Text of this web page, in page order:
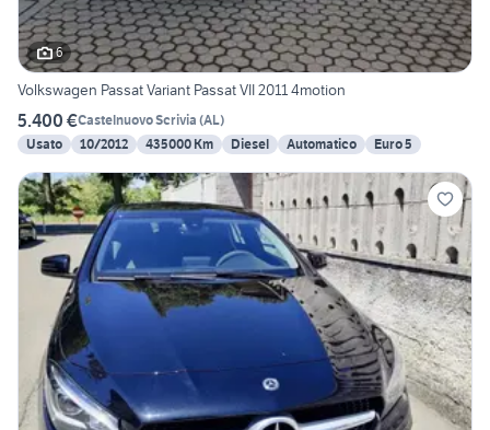
6
Volkswagen Passat Variant Passat VII 2011 4motion
5.400 €Castelnuovo Scrivia (AL)
Usato
10/2012 435000 Km Diesel Automatico Euro 5